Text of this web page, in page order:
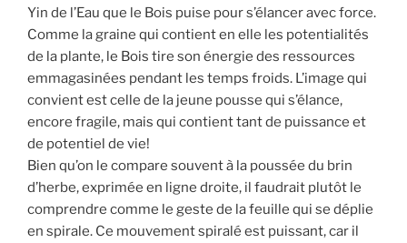
Yin de l’Eau que le Bois puise pour s’élancer avec force.
Comme la graine qui contient en elle les potentialités
de la plante, le Bois tire son énergie des ressources
emmagasinées pendant les temps froids. L’image qui
convient est celle de la jeune pousse qui s’élance,
encore fragile, mais qui contient tant de puissance et
de potentiel de vie!
Bien qu’on le compare souvent à la poussée du brin
d’herbe, exprimée en ligne droite, il faudrait plutôt le
comprendre comme le geste de la feuille qui se déplie
en spirale. Ce mouvement spiralé est puissant, car il